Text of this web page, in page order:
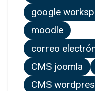
google
moodle
correo
CMS joomla
CMS